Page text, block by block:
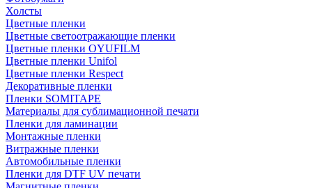
Холсты
Цветные пленки
Цветные светоотражающие пленки
Цветные пленки OYUFILM
Цветные пленки Unifol
Цветные пленки Respect
Декоративные пленки
Пленки SOMITAPE
Материалы для сублимационной печати
Пленки для ламинации
Монтажные пленки
Витражные пленки
Автомобильные пленки
Пленки для DTF UV печати